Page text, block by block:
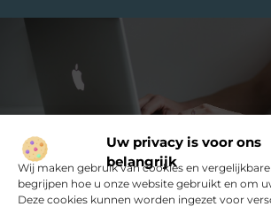
Uw privacy is voor ons
belangrijk
Wij maken gebruik van cookies en
begrijpen hoe u onze website gebruikt en om
Deze cookies kunnen worden ingezet voor